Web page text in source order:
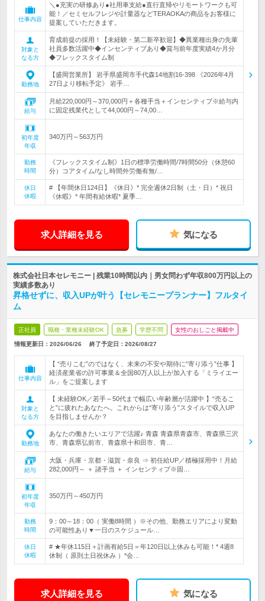
仕事内容
＼●充実の研修あり●社用車支給●直行直帰やリモートワークも可
能！／セミセルフレジや計量器などTERAOKAの商品をお客様に
提案していただきます。
対象と
なる方
育成前提の採用！【未経験・第二新卒歓迎】◆異業種出身の先輩
社員多数活躍中◆インセンティブあり◆賞与前年度実績4か月分
◆フレックスタイム制
勤務地
【盛岡営業所】 岩手県盛岡市手代森14地割16-398 《2026年4月
27日より移転予定》 岩手…
給与
月給220,000円～370,000円＋各種手当＋インセンティブ※給与内
に固定残業代として44,000円～74,00…
初年度
年収
340万円～563万円
勤務
時間
《フレックスタイム制》1日の標準労働時間/7時間50分（休憩60
分）コアタイム/なし時間外労働有無/…
休日
休暇
# 【年間休日124日】《休日》* 完全週休2日制（土・日）* 祝日
《休暇》* 年間有給休暇* 夏季…
求人詳細を見る 気になる
株式会社日本セレモニー | 残業10時間以内｜男女問わず年収800万円以上の
実績多数あり
昇格せずに、収入UPが叶う【セレモニープランナー】フルタイ
ム
正社員 職種・業種未経験OK 急募 学歴不問 女性のおしごと掲載中
情報更新日：2026/06/26 終了予定日： 2026/08/27
仕事内容
【 “売りこむ”のではなく、未来の不安や期待に“寄り添う”仕事 】
経済産業省の許可事業＆全国80万人以上が加入する「ミライエー
ル」をご提案します
対象と
なる方
【 未経験OK／若手～50代まで幅広い年齢層が活躍中 】“売るこ
と”に疲れたあなたへ。これからは“寄り添う”スタイルで収入UP
を目指しませんか？
勤務地
あなたの働きたいエリアで活躍♪ 青森 青森県青森市、青森県三沢
市、青森県弘前市、青森県十和田市、青…
給与
大阪・兵庫・京都・滋賀・奈良 ⇒ 初任給UP／積極採用中！月給
282,000円～ ＋ 諸手当 ＋ インセンティブ※固…
初年度
年収
350万円～450万円
勤務
時間
9：00～18：00（ 実働8時間 ）※その他、勤務エリアにより変動
の可能性あり▼一日のスケジュール…
休日
休暇
# ★年休115日＋計画有給5日＝年120日以上休みも可能！* 4週8
休制（ 原則土日祝休み ）*会…
求人詳細を見る 気になる